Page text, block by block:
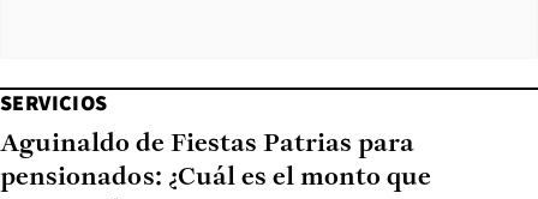
SERVICIOS
Aguinaldo de Fiestas Patrias para
pensionados: ¿Cuál es el monto que